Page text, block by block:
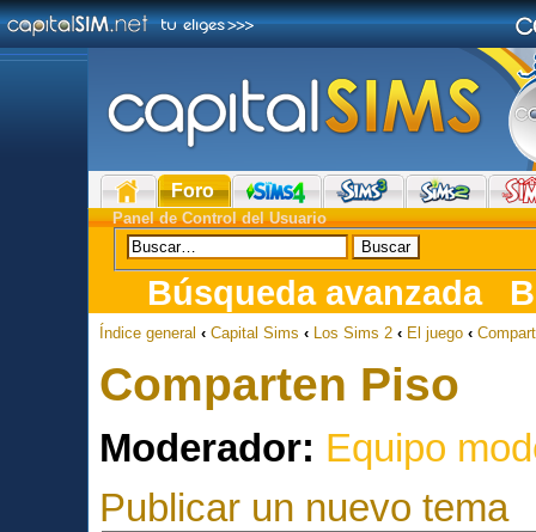
Foro
Panel de Control del Usuario
Búsqueda avanzada
Índice general ‹ Capital Sims ‹ Los Sims 2 ‹ El juego ‹
Comparten Piso
Moderador: Equipo
Publicar un nuevo tema